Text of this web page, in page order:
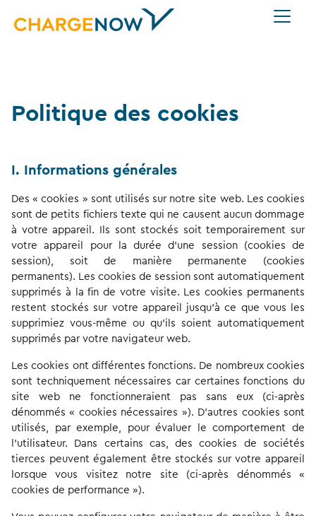
Politique des cookies
I. Informations générales
Des « cookies » sont utilisés sur notre site web. Les cookies
sont de petits fichiers texte qui ne causent aucun dommage
à votre appareil. Ils sont stockés soit temporairement sur
votre appareil pour la durée d’une session (cookies de
session), soit de manière permanente (cookies
permanents). Les cookies de session sont automatiquement
supprimés à la fin de votre visite. Les cookies permanents
restent stockés sur votre appareil jusqu’à ce que vous les
supprimiez vous-même ou qu’ils soient automatiquement
supprimés par votre navigateur web.
Les cookies ont différentes fonctions. De nombreux cookies
sont techniquement nécessaires car certaines fonctions du
site web ne fonctionneraient pas sans eux (ci-après
dénommés « cookies nécessaires »). D’autres cookies sont
utilisés, par exemple, pour évaluer le comportement de
l’utilisateur. Dans certains cas, des cookies de sociétés
tierces peuvent également être stockés sur votre appareil
lorsque vous visitez notre site (ci-après dénommés «
cookies de performance »).